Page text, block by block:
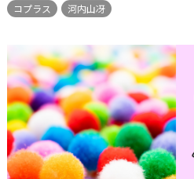
コプラス
河内山冴